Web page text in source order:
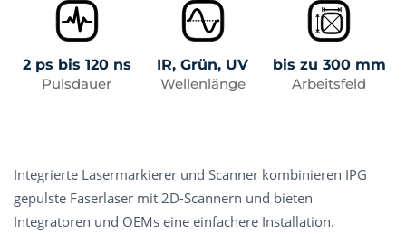
2 ps bis 120 ns
Pulsdauer
IR, Grün, UV
Wellenlänge
bis zu 300 mm
Arbeitsfeld
Integrierte Lasermarkierer und Scanner kombinieren IPG
gepulste Faserlaser mit 2D-Scannern und bieten
Integratoren und OEMs eine einfachere Installation.